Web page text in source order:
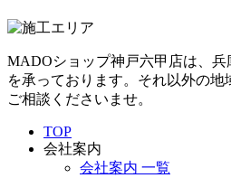
MADOショップ神戸六甲店は、
を承っております。それ以外の地
ご相談くださいませ。
TOP
会社案内
会社案内 一覧